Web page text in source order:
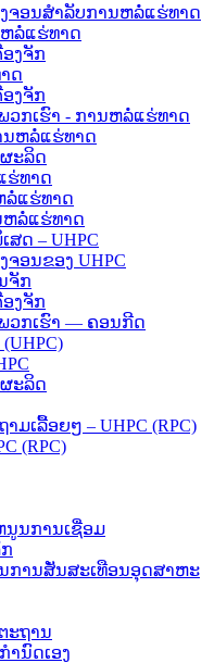
ຈອນສຳລັບການຫລໍ່ແຮ່ທາດ
ລໍ່ແຮ່ທາດ
ອງຈັກ
ດ
ອງຈັກ
ວກເຮົາ - ການຫລໍ່ແຮ່ທາດ
ນຫລໍ່ແຮ່ທາດ
ະລິດ
ຮ່ທາດ
ລໍ່ແຮ່ທາດ
ຫລໍ່ແຮ່ທາດ
ດ – UHPC
ອນຂອງ UHPC
ຈັກ
ອງຈັກ
ວກເຮົາ — ຄອນກີດ
ະລິດ
ມເລື້ອຍໆ – UHPC (RPC)
(RPC)
ນການເຊື່ອມ
ການສັ່ນສະເທືອນອຸດສາຫະ
ະຖານ
ຳນົດເອງ